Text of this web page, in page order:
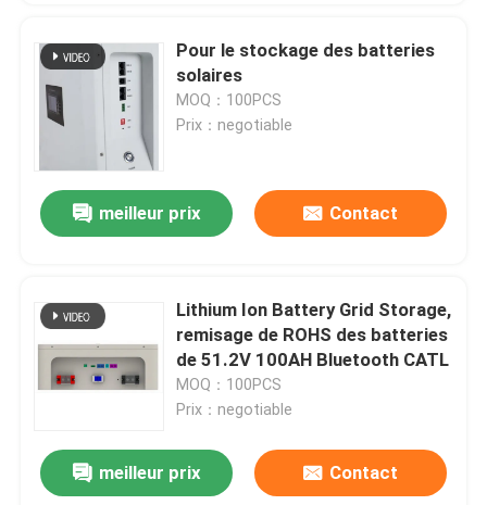
Pour le stockage des batteries
solaires
MOQ：100PCS
Prix：negotiable
meilleur prix Contact
Lithium Ion Battery Grid Storage,
remisage de ROHS des batteries
de 51.2V 100AH Bluetooth CATL
MOQ：100PCS
Prix：negotiable
meilleur prix Contact